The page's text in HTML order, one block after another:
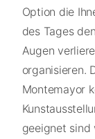
Option die
des Tages
Augen
organisieren.
Montemayor
geeignet